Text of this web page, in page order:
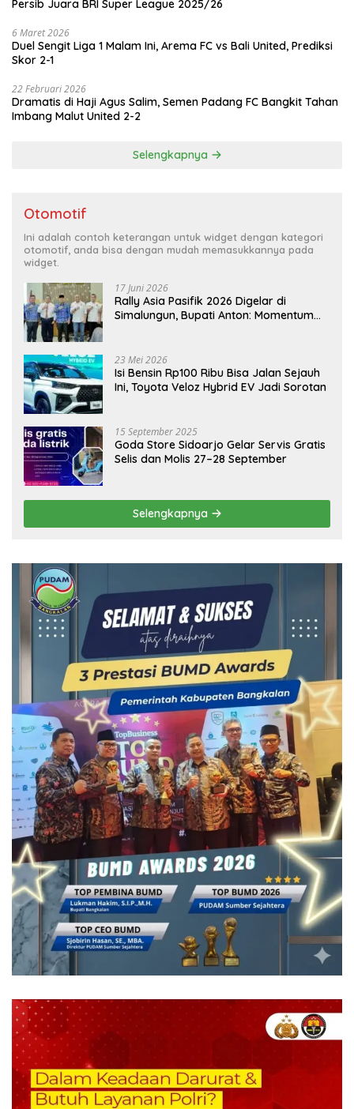
Persib Juara BRI Super League 2025/26
6 Maret 2026
Duel Sengit Liga 1 Malam Ini, Arema FC vs Bali United, Prediksi
Skor 2-1
22 Februari 2026
Dramatis di Haji Agus Salim, Semen Padang FC Bangkit Tahan
Imbang Malut United 2-2
Selengkapnya
Otomotif
Ini adalah contoh keterangan untuk widget dengan kategori
otomotif, anda bisa dengan mudah memasukkannya pada
widget.
17 Juni 2026
Rally Asia Pasifik 2026 Digelar di
Simalungun, Bupati Anton: Momentum
23 Mei 2026
Isi Bensin Rp100 Ribu Bisa Jalan Sejauh
Ini, Toyota Veloz Hybrid EV Jadi Sorotan
15 September 2025
Goda Store Sidoarjo Gelar Servis Gratis
Selis dan Molis 27–28 September
Selengkapnya